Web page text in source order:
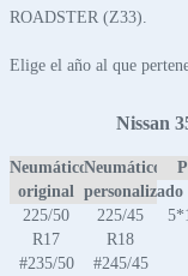
ROADSTER (Z33).
Elige el año al que
Nissan
Neumático
original
Neumático
personalizado
225/50
R17
#235/50
225/45
R18
#245/45